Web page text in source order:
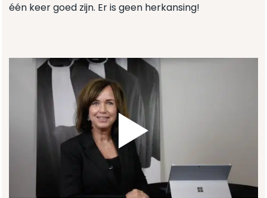
één keer goed zijn. Er is geen herkansing!